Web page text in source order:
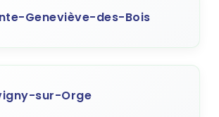
Geneviève-des-Bois
sur-Orge